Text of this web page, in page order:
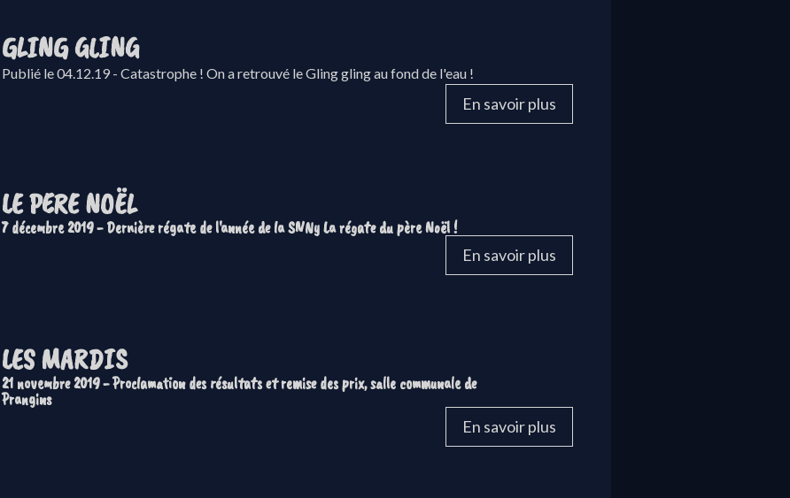
GLING GLING
Publié le 04.12.19 - Catastrophe ! On a retrouvé le Gling gling au fond de l'eau !
En savoir plus
LE PERE NOËL
7 décembre 2019 - Dernière régate de l'année de la SNNy La régate du père Noël !
En savoir plus
LES MARDIS
21 novembre 2019 - Proclamation des résultats et remise des prix, salle communale de
Prangins
En savoir plus